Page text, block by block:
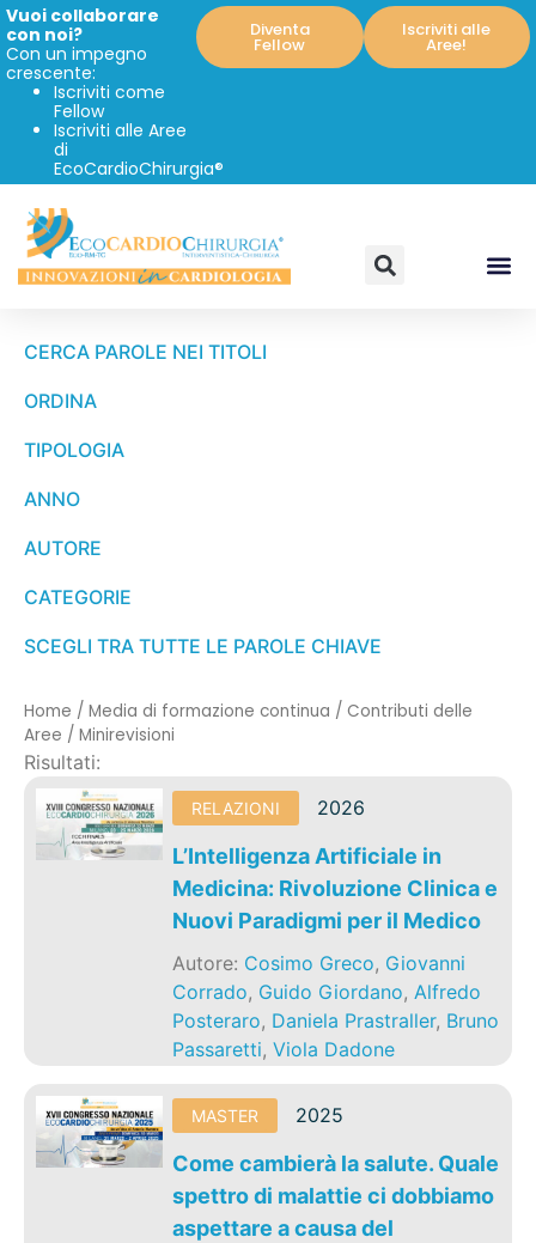
Vuoi collaborare
con noi?
Con un impegno
crescente:
Iscriviti come
Fellow
Iscriviti alle Aree
di
EcoCardioChirurgia®
Diventa
Fellow
Iscriviti alle
Aree!
CERCA PAROLE NEI TITOLI
ORDINA
TIPOLOGIA
ANNO
AUTORE
CATEGORIE
SCEGLI TRA TUTTE LE PAROLE CHIAVE
Home / Media di formazione continua / Contributi delle
Aree / Minirevisioni
Risultati:
RELAZIONI 2026
L’Intelligenza Artificiale in
Medicina: Rivoluzione Clinica e
Nuovi Paradigmi per il Medico
Autore: Cosimo Greco, Giovanni
Corrado, Guido Giordano,Alfredo
Posteraro, Daniela Prastraller, Bruno
Passaretti,Viola Dadone
MASTER 2025
Come cambierà la salute. Quale
spettro di malattie ci dobbiamo
aspettare a causa del